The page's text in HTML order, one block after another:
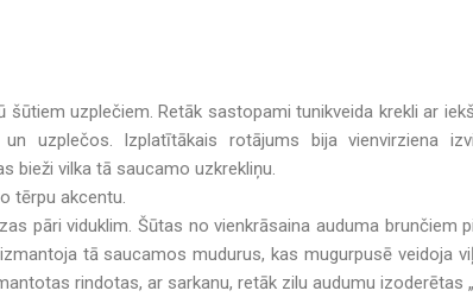
šūtiem uzplečiem. Retāk sastopami tunikveida krekli ar
uzplečos. Izplatītākais rotājums bija vienvirziena
bieži vilka tā saucamo uzkrekliņu.
tērpu akcentu.
pāri viduklim. Šūtas no vienkrāsaina auduma brunčiem
tā saucamos mudurus, kas mugurpusē veidoja
rindotas, ar sarkanu, retāk zilu audumu izoderētas